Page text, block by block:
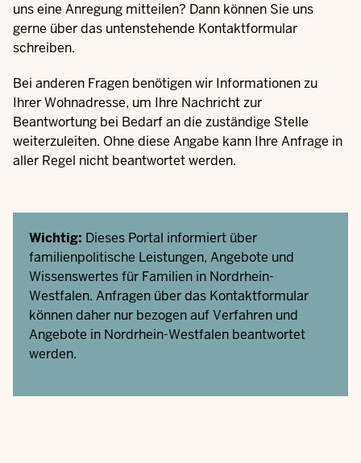
uns eine Anregung mitteilen? Dann können Sie uns
gerne über das untenstehende Kontaktformular
schreiben.
Bei anderen Fragen benötigen wir Informationen zu
Ihrer Wohnadresse, um Ihre Nachricht zur
Beantwortung bei Bedarf an die zuständige Stelle
weiterzuleiten. Ohne diese Angabe kann Ihre Anfrage in
aller Regel nicht beantwortet werden.
Wichtig: Dieses Portal informiert über
familienpolitische Leistungen, Angebote und
Wissenswertes für Familien in Nordrhein-
Westfalen. Anfragen über das Kontaktformular
können daher nur bezogen auf Verfahren und
Angebote in Nordrhein-Westfalen beantwortet
werden.